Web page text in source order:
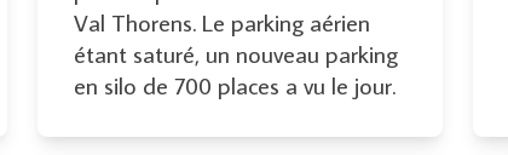
Val Thorens. Le parking aérien
étant saturé, un nouveau parking
en silo de 700 places a vu le jour.